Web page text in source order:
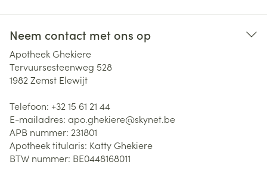
Neem contact met ons op
Apotheek Ghekiere
Tervuursesteenweg 528
1982 Zemst Elewijt
Telefoon: +32 15 61 21 44
E-mailadres: apo.ghekiere@skynet.be
APB nummer: 231801
Apotheek titularis: Katty Ghekiere
BTW nummer: BE0448168011